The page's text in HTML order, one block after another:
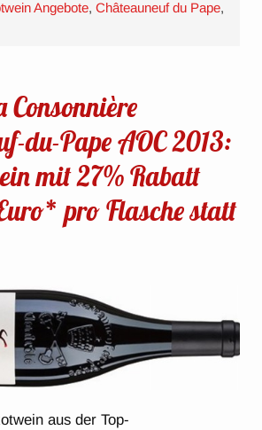
Angebote,Châteauneuf du Pape,
du-Pape AOC 2013:
mit 27% Rabatt
pro Flasche statt
aus der Top-